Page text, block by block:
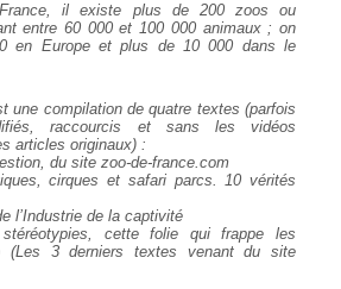
France, il existe plus de 200 zoos ou
entre 60 000 et 100 000 animaux ; on
en Europe et plus de 10 000 dans le
une compilation de quatre textes (parfois
raccourcis et sans les vidéos
articles originaux) :
du site zoo-de-france.com
cirques et safari parcs. 10 vérités
l’Industrie de la captivité
cette folie qui frappe les
(Les 3 derniers textes venant du site